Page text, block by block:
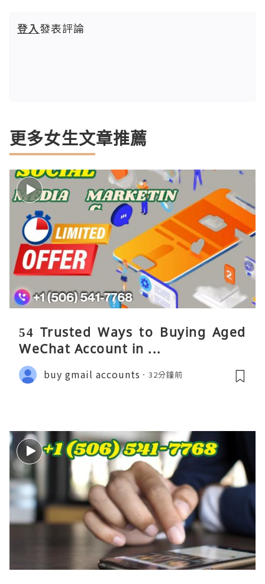
登入發表評論
更多女生文章推薦
54 Trusted Ways to Buying Aged
WeChat Account in ...
buy gmail accounts 32分鐘前